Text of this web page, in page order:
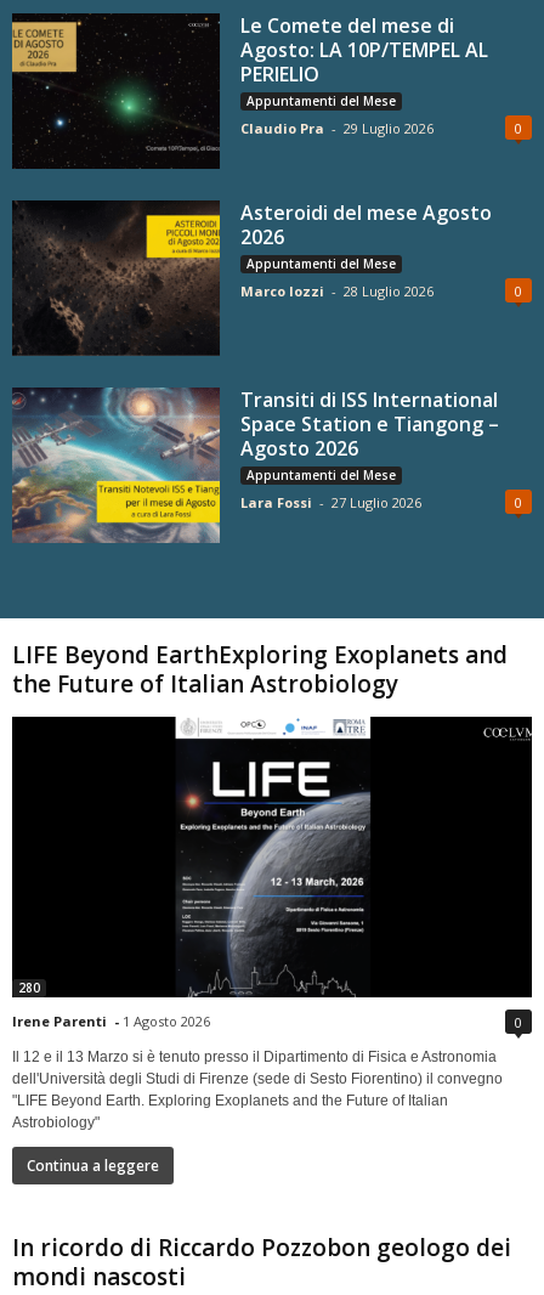
Le Comete del mese di
Agosto: LA 10P/TEMPEL AL
PERIELIO
Appuntamenti del Mese
Claudio Pra - 29 Luglio 2026 0
Asteroidi del mese Agosto
2026
Appuntamenti del Mese
Marco Iozzi - 28 Luglio 2026 0
Transiti di ISS International
Space Station e Tiangong –
Agosto 2026
Appuntamenti del Mese
Lara Fossi - 27 Luglio 2026 0
LIFE Beyond EarthExploring Exoplanets and
the Future of Italian Astrobiology
280
Irene Parenti - 1 Agosto 2026 0
Il 12 e il 13 Marzo si è tenuto presso il Dipartimento di Fisica e Astronomia
dell'Università degli Studi di Firenze (sede di Sesto Fiorentino) il convegno
"LIFE Beyond Earth. Exploring Exoplanets and the Future of Italian
Astrobiology"
Continua a leggere
In ricordo di Riccardo Pozzobon geologo dei
mondi nascosti